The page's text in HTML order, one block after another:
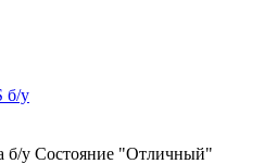
б/у
б/у Состояние "Отличный"